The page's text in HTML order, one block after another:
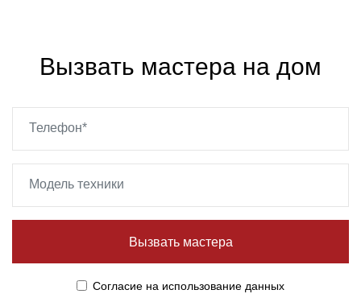
Вызвать мастера на дом
Вызвать мастера
Cогласие на использование данных